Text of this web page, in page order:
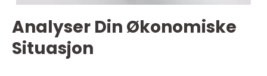
Analyser Din Økonomiske
Situasjon